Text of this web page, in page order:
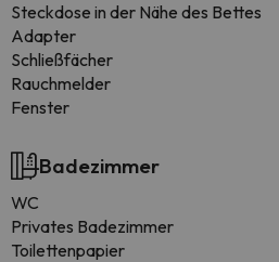
Steckdose in der Nähe des Bettes
Adapter
Schließfächer
Rauchmelder
Fenster
Badezimmer
WC
Privates Badezimmer
Toilettenpapier